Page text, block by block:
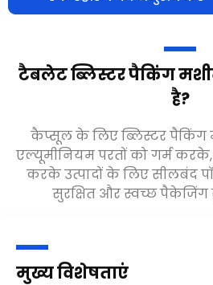
टैबलेट ब्लिस्टर पैकिंग
है?
कैप्सूल के लिए ब्लिस्टर पैकिंग
एल्यूमीनियम परतों को गर्म
करके उत्पादों के लिए सीलबंद
सुरक्षित और स्वच्छ पैकेजिंग
मुख्य विशेषताएं